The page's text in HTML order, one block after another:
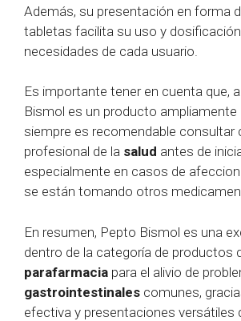
Además, su presentación en forma
tabletas facilita su uso y
necesidades de cada usuario.
Es importante tener en cuenta que,
Bismol es un producto ampliamente
siempre es recomendable consultar
profesional de la salud antes de
especialmente en casos de
se están tomando otros
En resumen, Pepto Bismol es una
dentro de la categoría de productos
parafarmacia para el alivio de
gastrointestinales comunes,
efectiva y presentaciones versátiles